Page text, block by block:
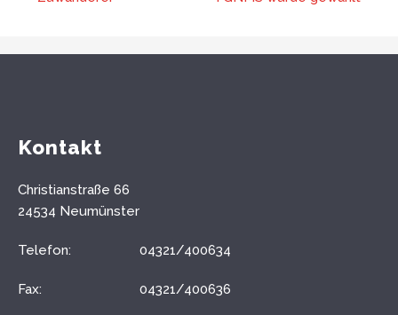
Kontakt
Christianstraße 66
24534 Neumünster
Telefon: 04321/400634
Fax: 04321/400636